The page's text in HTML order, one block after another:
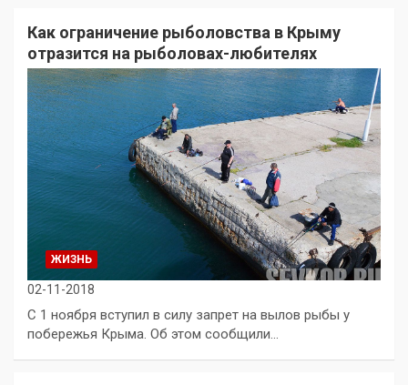
Как ограничение рыболовства в Крыму
отразится на рыболовах-любителях
ЖИЗНЬ
02-11-2018
С 1 ноября вступил в силу запрет на вылов рыбы у
побережья Крыма. Об этом сообщили…